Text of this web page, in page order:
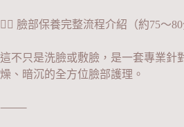
💆‍♀️ 臉部保養完整流程介紹（約75～80
這不只是洗臉或敷臉，是一套專業針
燥、暗沉的全方位臉部護理。
⸻